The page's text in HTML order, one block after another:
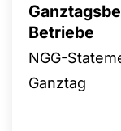
Betriebe
NGG-
Ganztag